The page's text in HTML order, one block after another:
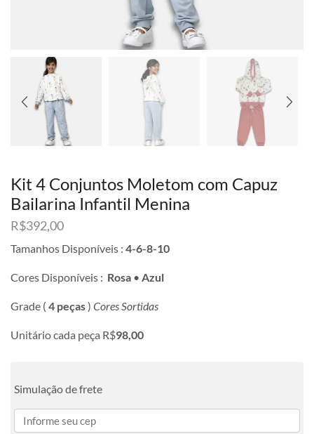
Kit 4 Conjuntos Moletom com Capuz
Bailarina Infantil Menina
R$392,00
Tamanhos Disponíveis : 4-6-8-10
Cores Disponíveis : Rosa • Azul
Grade ( 4 peças) Cores Sortidas
Unitário cada peça R$98,00
Simulação de frete